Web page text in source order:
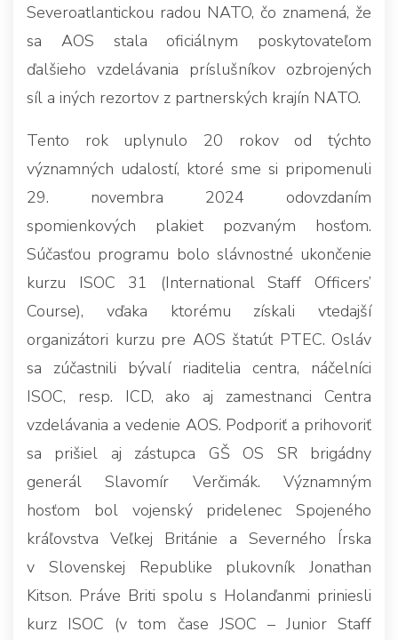
Severoatlantickou radou NATO, čo znamená, že
sa AOS stala oficiálnym poskytovateľom
ďalšieho vzdelávania príslušníkov ozbrojených
síl a iných rezortov z partnerských krajín NATO.
Tento rok uplynulo 20 rokov od týchto
významných udalostí, ktoré sme si pripomenuli
29. novembra 2024 odovzdaním
spomienkových plakiet pozvaným hosťom.
Súčasťou programu bolo slávnostné ukončenie
kurzu ISOC 31 (International Staff Officers’
Course), vďaka ktorému získali vtedajší
organizátori kurzu pre AOS štatút PTEC. Osláv
sa zúčastnili bývalí riaditelia centra, náčelníci
ISOC, resp. ICD, ako aj zamestnanci Centra
vzdelávania a vedenie AOS. Podporiť a prihovoriť
sa prišiel aj zástupca GŠ OS SR brigádny
generál Slavomír Verčimák. Významným
hosťom bol vojenský pridelenec Spojeného
kráľovstva Veľkej Británie a Severného Írska
v Slovenskej Republike plukovník Jonathan
Kitson. Práve Briti spolu s Holanďanmi priniesli
kurz ISOC (v tom čase JSOC – Junior Staff